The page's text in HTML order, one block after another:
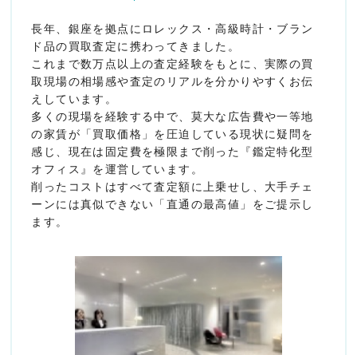
長年、銀座を拠点にロレックス・高級時計・ブラン
ド品の買取査定に携わってきました。
これまで数万点以上の査定経験をもとに、実際の買
取現場の相場感や査定のリアルを分かりやすくお伝
えしています。
多くの現場を経験する中で、莫大な広告費や一等地
の家賃が「買取価格」を圧迫している現状に疑問を
感じ、現在は固定費を極限まで削った『鑑定特化型
オフィス』を運営しています。
削ったコストはすべて査定額に上乗せし、大手チェ
ーンには真似できない「直通の最高値」をご提示し
ます。